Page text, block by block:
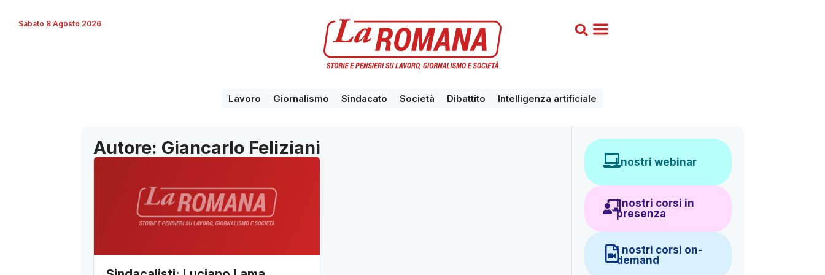
Sabato 8 Agosto 2026
Lavoro Giornalismo Sindacato Società Dibattito Intelligenza artificiale
Autore: Giancarlo Feliziani
I nostri webinar
I nostri corsi in
presenza
I nostri corsi on-
demand